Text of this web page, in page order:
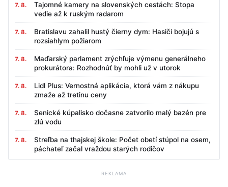
7. 8.
Tajomné kamery na slovenských cestách: Stopa
vedie až k ruským radarom
7. 8.
Bratislavu zahalil hustý čierny dym: Hasiči bojujú s
rozsiahlym požiarom
7. 8.
Maďarský parlament zrýchľuje výmenu generálneho
prokurátora: Rozhodnúť by mohli už v utorok
7. 8.
Lidl Plus: Vernostná aplikácia, ktorá vám z nákupu
zmaže až tretinu ceny
7. 8.
Senické kúpalisko dočasne zatvorilo malý bazén pre
zlú vodu
7. 8.
Streľba na thajskej škole: Počet obetí stúpol na osem,
páchateľ začal vraždou starých rodičov
REKLAMA